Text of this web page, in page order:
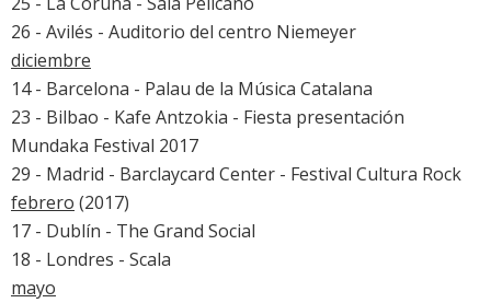
26 - Avilés - Auditorio del centro Niemeyer
diciembre
14 - Barcelona - Palau de la Música Catalana
23 - Bilbao - Kafe Antzokia - Fiesta presentación
Mundaka Festival 2017
29 - Madrid - Barclaycard Center - Festival Cultura Rock
febrero (2017)
17 - Dublín - The Grand Social
18 - Londres - Scala
mayo